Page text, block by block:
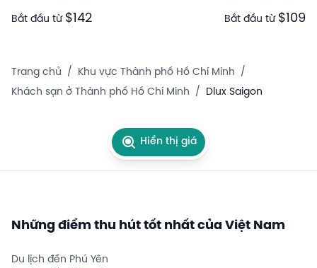
Bắt đầu từ $142 Bắt đầu từ $109
Trang chủ / Khu vực Thành phố Hồ Chí Minh
/
Khách sạn ở Thành phố Hồ Chí Minh
/ Dlux Saigon
Hiển thị giá
Những điểm thu hút tốt nhất của Việt Nam
Du lịch đến Phú Yên